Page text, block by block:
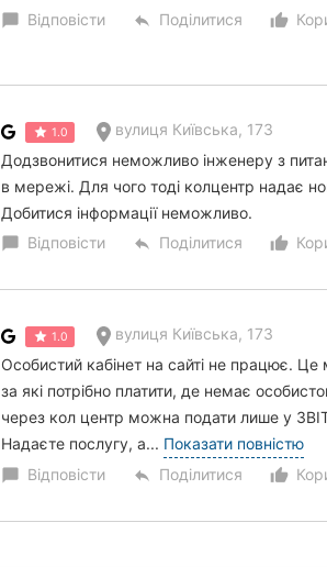
chat_bubble Відповісти reply Поділитися
1.0 вулиця Київська, 173
Додзвонитися неможливо інженеру з
в мережі. Для чого тоді колцентр надає
Добитися інформації неможливо.
chat_bubble Відповісти reply Поділитися
1.0 вулиця Київська, 173
Особистий кабінет на сайті не працює.
за які потрібно платити, де немає
через кол центр можна подати лише у
Надаєте послугу, а... Показати повністю
chat_bubble Відповісти reply Поділитися